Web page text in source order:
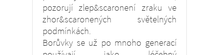
pozorují zlep&scaronení zraku ve
zhor&scaronených světelných
podmínkách.
Borůvky se už po mnoho generací